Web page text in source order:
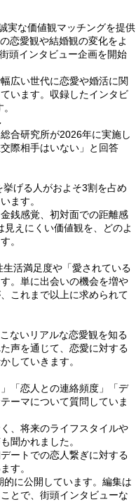
実な価値観マッチングを提供
恋愛観や結婚観の変化をよ
頭インタビュー企画を開始
広い世代に恋愛や婚活に関
います。収録したインタビ
合研究所が2026年に実施し
際相手はいない」と回答
げる人がおよそ3割を占め
ます。
銭感覚、初対面での距離感
見えにくい価値観を、どのよ
。
活満足度や「愛されている
。単に出会いの機会を増や
これまで以上に求められて
ないリアルな恋愛観を知る
声を通じて、恋愛に対する
していきます。
「恋人との連絡頻度」「デ
ーマについて質問していま
、将来のライフスタイルや
聞かれました。
ートでの恋人繋ぎに対する
す。
に公開しています。編集は
とで、街頭インタビューな